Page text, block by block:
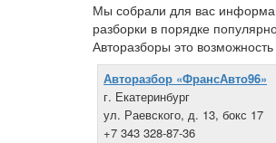
Мы собрали для вас
разборки в порядке
Авторазборы это
Авторазбор «ФрансАвто96»
г. Екатеринбург
ул. Раевского, д. 13, бокс 17
+7 343 328-87-36